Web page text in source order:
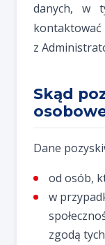
danych, w
z
Skąd
Dane
od osób,
w
zgodą